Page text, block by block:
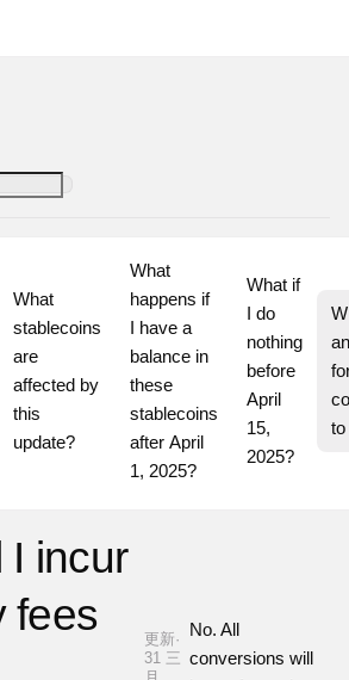
What
stablecoins
are
affected by
this
update?
What
happens if
I have a
balance in
these
stablecoins
after April
1, 2025?
What if
I do
nothing
before
April
15,
2025?
I incur
fees
更新·
31 三
No. All
conversions will